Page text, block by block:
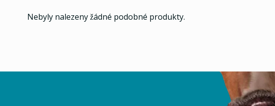
Nebyly nalezeny žádné podobné produkty.